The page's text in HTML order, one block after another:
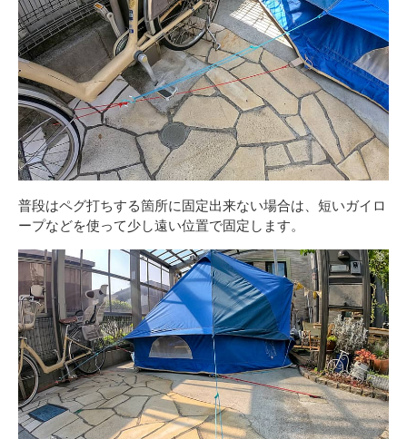
普段はペグ打ちする箇所に固定出来ない場合は、短いガイロ
ープなどを使って少し遠い位置で固定します。